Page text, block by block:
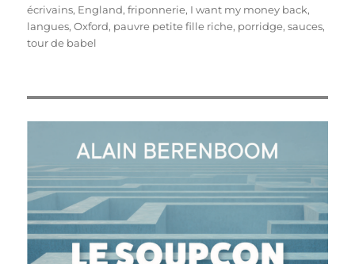
écrivains, England,friponnerie, I want my money back,
langues,Oxford, pauvre petite fille riche, porridge,sauces,
tour de babel